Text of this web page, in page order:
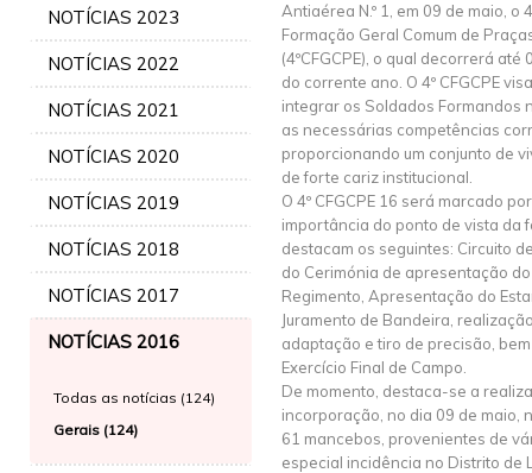
NOTÍCIAS 2023
NOTÍCIAS 2022
NOTÍCIAS 2021
NOTÍCIAS 2020
NOTÍCIAS 2019
NOTÍCIAS 2018
NOTÍCIAS 2017
NOTÍCIAS 2016
Todas as notícias (124)
Gerais (124)
Antiaérea N.º 1, em 09 de maio, o
Formação Geral Comum de
(4ºCFGCPE), o qual decorrerá até
do corrente ano. O 4º CFGCPE
integrar os Soldados Formandos
as necessárias competências
proporcionando um conjunto de
de forte cariz institucional.
O 4º CFGCPE 16 será marcado
importância do ponto de vista da
destacam os seguintes: Circuito
do Cerimónia de apresentação
Regimento, Apresentação do
Juramento de Bandeira,
adaptação e tiro de precisão,
Exercício Final de Campo.
De momento, destaca-se a
incorporação, no dia 09 de maio,
61 mancebos, provenientes de
especial incidência no Distrito de